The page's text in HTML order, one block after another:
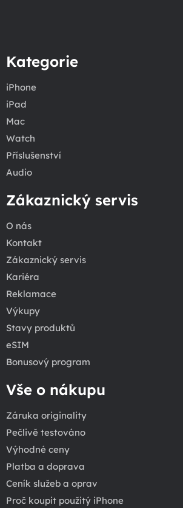
Kategorie
iPhone
iPad
Mac
Watch
Příslušenství
Audio
Zákaznický servis
O nás
Kontakt
Zákaznický servis
Kariéra
Reklamace
Výkupy
Stavy produktů
eSIM
Bonusový program
Vše o nákupu
Záruka originality
Pečlivě testováno
Výhodné ceny
Platba a doprava
Ceník služeb a oprav
Proč koupit použitý iPhone